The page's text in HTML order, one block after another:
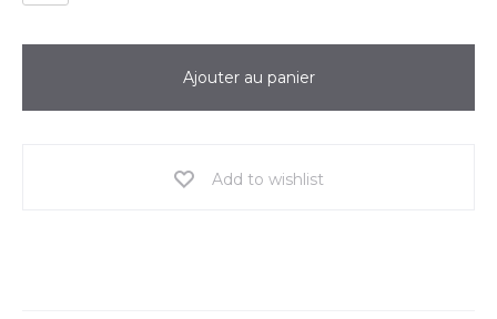
Ajouter au panier
Add to wishlist